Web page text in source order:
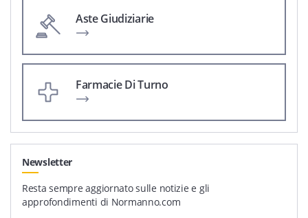
Aste Giudiziarie
Farmacie Di Turno
Newsletter
Resta sempre aggiornato sulle notizie e gli
approfondimenti di Normanno.com